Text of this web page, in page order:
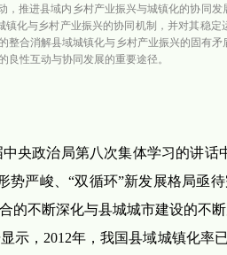
推进县域内乡村产业振兴与城镇化的协同发
化与乡村产业振兴的协同机制，并对其稳定
合消解县域城镇化与乡村产业振兴的固有矛
性互动与协同发展的重要途径。
央政治局第八次集体学习的讲话
严峻、“双循环”新发展格局亟
的不断深化与县城城市建设的不
示，2012年，我国县域城镇化率